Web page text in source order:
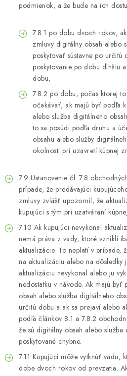
podmienok, a že bude na ich
7.8.1 po dobu dvoch rokov,
zmluvy digitálny obsah alebo
poskytovať sústavne po
poskytovanie po dobu dlhšiu
dobu,
7.8.2 po dobu, počas ktorej
očakávať, ak majú byť podľa
alebo služba digitálneho
to sa posúdi podľa druhu a
obsahu alebo služby
okolnosti pri uzavretí kúpnej
7.9 Ustanovenie čl. 7.8
prípade, že predávajúci
zmluvy zvlášť upozornil, že
kupujúci s tým pri uzatváraní
7.10 Ak kupujúci nevykonal
nemá práva z vady, ktoré vznikli
aktualizácie. To neplatí v prípade,
na aktualizáciu alebo na dôsledky
aktualizáciu nevykonal alebo ju
nedostatku v návode. Ak majú byť
obsah alebo služba digitálneho
určitú dobu a ak sa prejaví alebo
podľa článkov 8.1 a 7.8.2
že sú digitálny obsah alebo služba
poskytované chybne.
7.11 Kupujúci môže vytknúť vadu,
dobe dvoch rokov od prevzatia.